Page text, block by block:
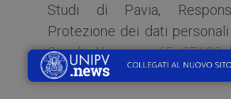
Studi di Pavia,
Protezione dei dati
Strada Nuova n. 65, 27100
privacy@unipv.it